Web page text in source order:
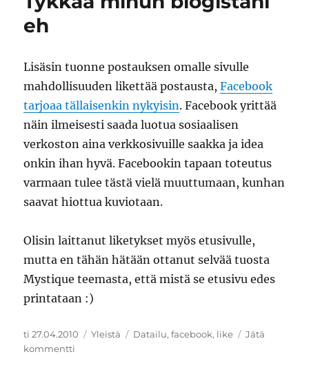
eh
Lisäsin tuonne postauksen omalle sivulle
mahdollisuuden likettää postausta,Facebook
tarjoaa tällaisenkin nykyisin. Facebook yrittää
näin ilmeisesti saada luotua sosiaalisen
verkoston aina verkkosivuille saakka ja idea
onkin ihan hyvä. Facebookin tapaan toteutus
varmaan tulee tästä vielä muuttumaan, kunhan
saavat hiottua kuviotaan.
Olisin laittanut liketykset myös etusivulle,
mutta en tähän hätään ottanut selvää tuosta
Mystique teemasta, että mistä se etusivu edes
printataan :)
Julkaistu
ti 27.04.2010 Kategoriat
Yleistä Avainsanat
Datailu,facebook, like
Jätä
kommentti